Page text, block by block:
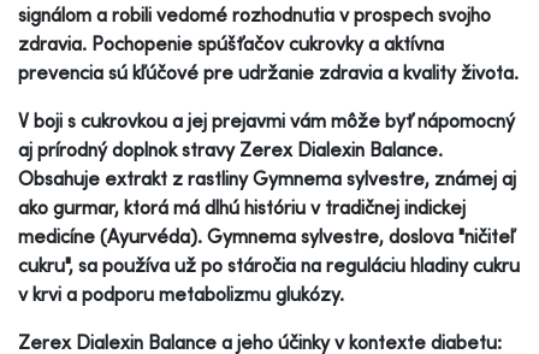
signálom a robili vedomé rozhodnutia v prospech svojho
zdravia. Pochopenie spúšťačov cukrovky a aktívna
prevencia sú kľúčové pre udržanie zdravia a kvality života.
V boji s cukrovkou a jej prejavmi vám môže byť nápomocný
aj prírodný doplnok stravy Zerex Dialexin Balance.
Obsahuje extrakt z rastliny Gymnema sylvestre, známej aj
ako gurmar, ktorá má dlhú históriu v tradičnej indickej
medicíne (Ayurvéda). Gymnema sylvestre, doslova "ničiteľ
cukru", sa používa už po stáročia na reguláciu hladiny cukru
v krvi a podporu metabolizmu glukózy.
Zerex Dialexin Balance a jeho účinky v kontexte diabetu: